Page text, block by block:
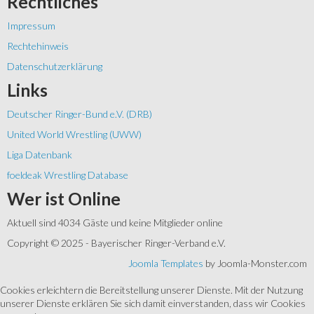
Impressum
Rechtehinweis
Datenschutzerklärung
Links
Deutscher Ringer-Bund e.V. (DRB)
United World Wrestling (UWW)
Liga Datenbank
foeldeak Wrestling Database
Wer ist Online
Aktuell sind 4034 Gäste und keine Mitglieder online
Copyright © 2025 - Bayerischer Ringer-Verband e.V.
Joomla Templates by Joomla-Monster.com
Cookies erleichtern die Bereitstellung unserer Dienste. Mit der Nutzung
unserer Dienste erklären Sie sich damit einverstanden, dass wir Cookies